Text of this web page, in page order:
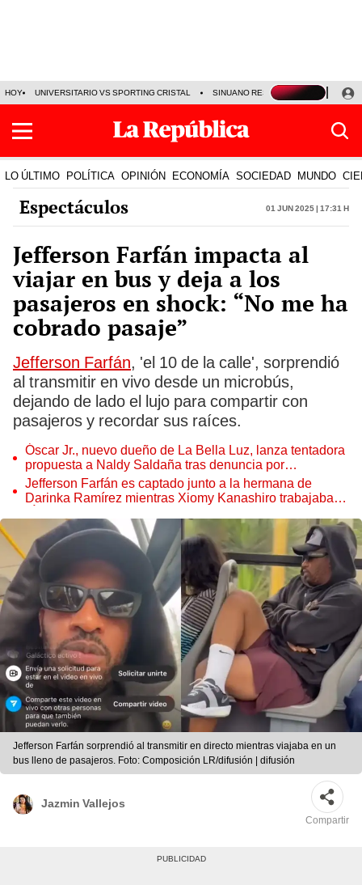
HOY UNIVERSITARIO VS SPORTING CRISTAL SINUANO RESULTADOS HOY
LO ÚLTIMO POLÍTICA OPINIÓN ECONOMÍA SOCIEDAD MUNDO
Espectáculos 01 Jun 2025 | 17:31 h
Jefferson Farfán impacta al
viajar en bus y deja a los
pasajeros en shock: “No me ha
cobrado pasaje”
Jefferson Farfán, 'el 10 de la calle', sorprendió
al transmitir en vivo desde un microbús,
dejando de lado el lujo para compartir con
pasajeros y recordar sus raíces.
Óscar Jr., nuevo dueño de La Bella Luz, lanza tentadora
propuesta a Naldy Saldaña tras denuncia por
tocamientos
Jefferson Farfán es captado junto a la hermana de
Darinka Ramírez mientras Xiomy Kanashiro trabajaba:
Jefferson Farfán sorprendió al transmitir en directo mientras viajaba en un
bus lleno de pasajeros. Foto: Composición LR/difusión | difusión
Jazmin Vallejos
Compartir